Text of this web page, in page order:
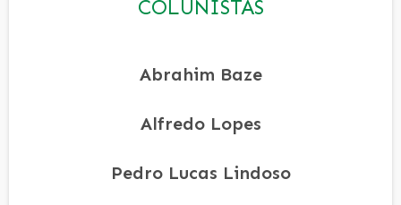
COLUNISTAS
Abrahim Baze
Alfredo Lopes
Pedro Lucas Lindoso